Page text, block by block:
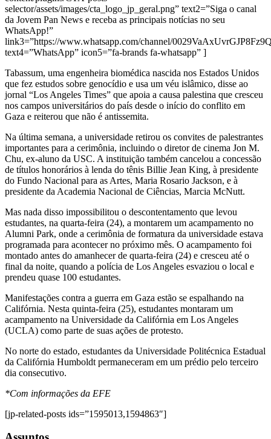
selector/assets/images/cta_logo_jp_geral.png” text2=”Siga o canal
da Jovem Pan News e receba as principais notícias no seu
WhatsApp!”
link3=”https://www.whatsapp.com/channel/
text4=”WhatsApp” icon5=”fa-brands fa-whatsapp” ]
Tabassum, uma engenheira biomédica nascida nos Estados Unidos
que fez estudos sobre genocídio e usa um véu islâmico, disse ao
jornal “Los Angeles Times” que apoia a causa palestina que cresceu
nos campos universitários do país desde o início do conflito em
Gaza e reiterou que não é antissemita.
Na última semana, a universidade retirou os convites de palestrantes
importantes para a cerimônia, incluindo o diretor de cinema Jon M.
Chu, ex-aluno da USC. A instituição também cancelou a concessão
de títulos honorários à lenda do tênis Billie Jean King, à presidente
do Fundo Nacional para as Artes, Maria Rosario Jackson, e à
presidente da Academia Nacional de Ciências, Marcia McNutt.
Mas nada disso impossibilitou o descontentamento que levou
estudantes, na quarta-feira (24), a montarem um acampamento no
Alumni Park, onde a cerimônia de formatura da universidade estava
programada para acontecer no próximo mês. O acampamento foi
montado antes do amanhecer de quarta-feira (24) e cresceu até o
final da noite, quando a polícia de Los Angeles esvaziou o local e
prendeu quase 100 estudantes.
Manifestações contra a guerra em Gaza estão se espalhando na
Califórnia. Nesta quinta-feira (25), estudantes montaram um
acampamento na Universidade da Califórnia em Los Angeles
(UCLA) como parte de suas ações de protesto.
No norte do estado, estudantes da Universidade Politécnica Estadual
da Califórnia Humboldt permaneceram em um prédio pelo terceiro
dia consecutivo.
*Com informações da EFE
[jp-related-posts ids=”1595013,1594863″]